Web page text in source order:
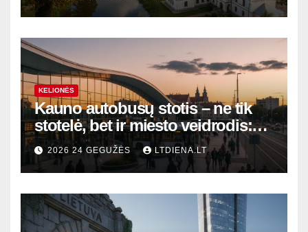
KELIONĖS
Kauno autobusų stotis – ne tik
stotelė, bet ir miesto veidrodis:
modernūs vartai į laikinąją
sostinę
2026 24 GEGUŽĖS LTDIENA.LT